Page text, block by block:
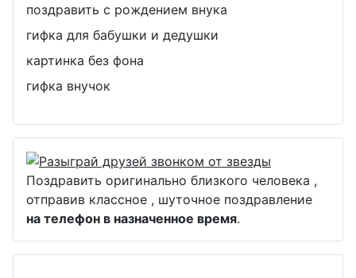
поздравить с рождением внука
гифка для бабушки и дедушки
картинка без фона
гифка внучок
Поздравить оригинально близкого человека ,
отправив классное , шуточное поздравление
на телефон в назначенное время.